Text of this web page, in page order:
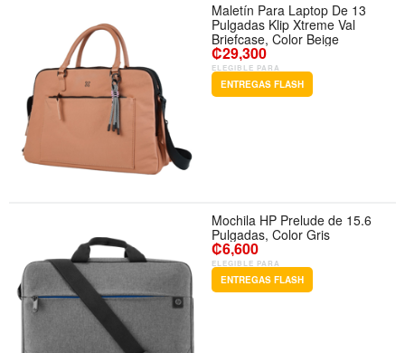
Maletín Para Laptop De 13
Pulgadas Klip Xtreme Val
Briefcase, Color Beige
₡29,300
ELEGIBLE PARA
ENTREGAS FLASH
Mochila HP Prelude de 15.6
Pulgadas, Color Gris
₡6,600
ELEGIBLE PARA
ENTREGAS FLASH